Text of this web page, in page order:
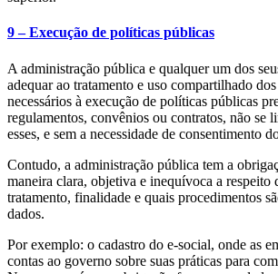
9 – Execução de políticas públicas
A administração pública e qualquer um dos
adequar ao tratamento e uso compartilhado
necessários à execução de políticas públicas
regulamentos, convênios ou contratos, não se
esses, e sem a necessidade de consentimento
Contudo, a administração pública tem a
maneira clara, objetiva e inequívoca a respeito
tratamento, finalidade e quais procedimentos
dados.
Por exemplo: o cadastro do e-social, onde as
contas ao governo sobre suas práticas para